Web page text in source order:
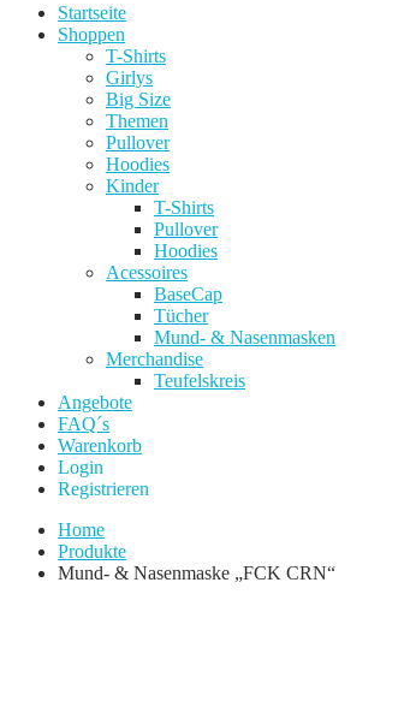
Startseite
Shoppen
T-Shirts
Girlys
Big Size
Themen
Pullover
Hoodies
Kinder
T-Shirts
Pullover
Hoodies
Acessoires
BaseCap
Tücher
Mund- & Nasenmasken
Merchandise
Teufelskreis
Angebote
FAQ´s
Warenkorb
Login
Registrieren
Home
Produkte
Mund- & Nasenmaske „FCK CRN“